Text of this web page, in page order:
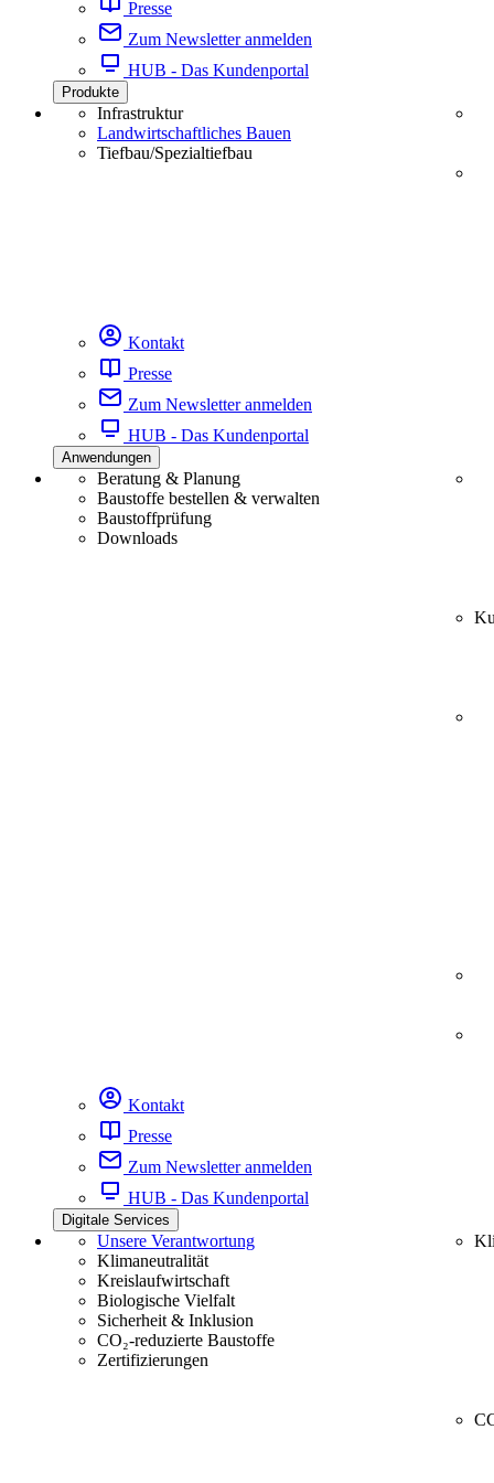
Presse
Zum Newsletter anmelden
HUB - Das Kundenportal
Produkte
Infrastruktur
Landwirtschaftliches Bauen
Tiefbau/Spezialtiefbau
Kontakt
Presse
Zum Newsletter anmelden
HUB - Das Kundenportal
Anwendungen
Beratung & Planung
Baustoffe bestellen & verwalten
Baustoffprüfung
Downloads
Kontakt
Presse
Zum Newsletter anmelden
HUB - Das Kundenportal
Digitale Services
Unsere Verantwortung
Klimaneutralität
Kreislaufwirtschaft
Biologische Vielfalt
Sicherheit & Inklusion
CO₂-reduzierte Baustoffe
Zertifizierungen